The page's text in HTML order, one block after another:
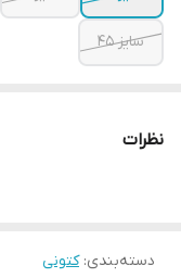
سایز ۴۵
نظرات
دسته‌بندی:کتونی